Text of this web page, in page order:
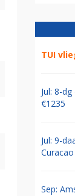
TUI
Jul: 8-
€1235
Jul: 9-
Sep: